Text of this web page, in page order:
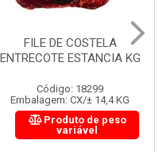
FILE DE COSTELA
ENTRECOTE ESTANCIA KG
Código: 18299
Embalagem: CX/± 14,4 KG
Produto de peso
variável